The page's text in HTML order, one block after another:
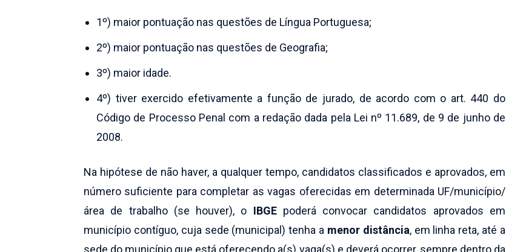
1º) maior pontuação nas questões de Língua Portuguesa;
2º) maior pontuação nas questões de Geografia;
3º) maior idade.
4º) tiver exercido efetivamente a função de jurado, de acordo com o art. 440 do
Código de Processo Penal com a redação dada pela Lei nº 11.689, de 9 de junho de
2008.
Na hipótese de não haver, a qualquer tempo, candidatos classificados e aprovados, em
número suficiente para completar as vagas oferecidas em determinada UF/município/
área de trabalho (se houver), o IBGEpoderá convocar candidatos aprovados em
município contíguo, cuja sede (municipal) tenha a menor distância, em linha reta, até a
sede do município que está oferecendo a(s) vaga(s) e deverá ocorrer, sempre dentro da